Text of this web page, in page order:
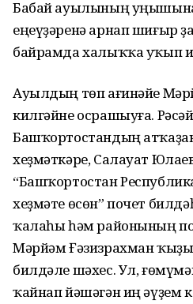
Бабай ауылының
еңеүҙәренә арнап шиғыр
байрамда халыҡҡа уҡып
Ауылдың төп ағинәйе
килгәйне осрашыуға.
Башҡортостандың
хеҙмәткәре, Салауат
“Башҡортостан
хеҙмәте өсөн” почет
ҡалаһы һәм районының
Мәрйәм Ғәзизрахман
билдәле шәхес. Ул,
ҡайнап йәшәгән иң әүҙем